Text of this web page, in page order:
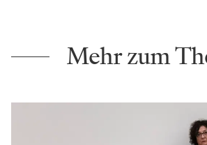
Mehr zum